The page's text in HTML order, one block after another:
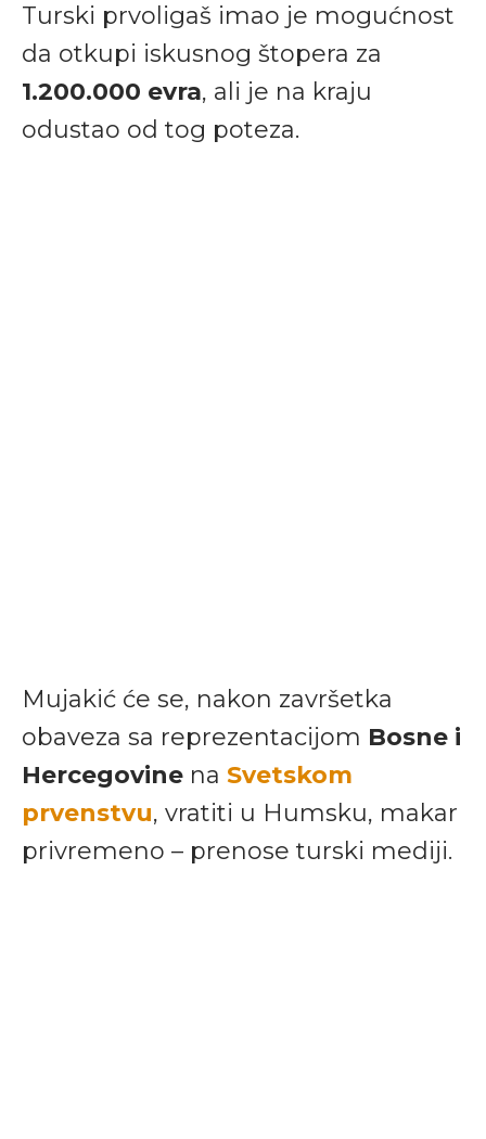
Turski prvoligaš imao je mogućnost
da otkupi iskusnog štopera za
1.200.000 evra, ali je na kraju
odustao od tog poteza.
Mujakić će se, nakon završetka
obaveza sa reprezentacijom Bosne i
Hercegovine na Svetskom
prvenstvu, vratiti u Humsku, makar
privremeno – prenose turski mediji.